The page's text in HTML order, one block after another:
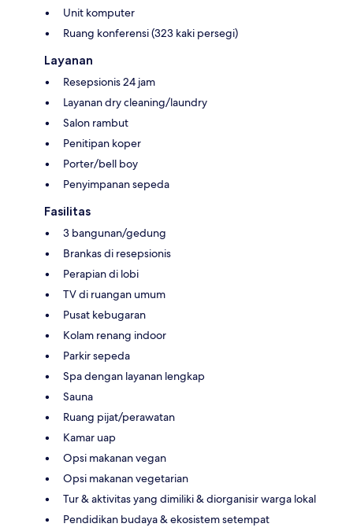
Unit komputer
Ruang konferensi (323 kaki persegi)
Layanan
Resepsionis 24 jam
Layanan dry cleaning/laundry
Salon rambut
Penitipan koper
Porter/bell boy
Penyimpanan sepeda
Fasilitas
3 bangunan/gedung
Brankas di resepsionis
Perapian di lobi
TV di ruangan umum
Pusat kebugaran
Kolam renang indoor
Parkir sepeda
Spa dengan layanan lengkap
Sauna
Ruang pijat/perawatan
Kamar uap
Opsi makanan vegan
Opsi makanan vegetarian
Tur & aktivitas yang dimiliki & diorganisir warga lokal
Pendidikan budaya & ekosistem setempat